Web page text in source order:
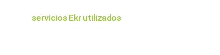
servicios Ekr utilizados